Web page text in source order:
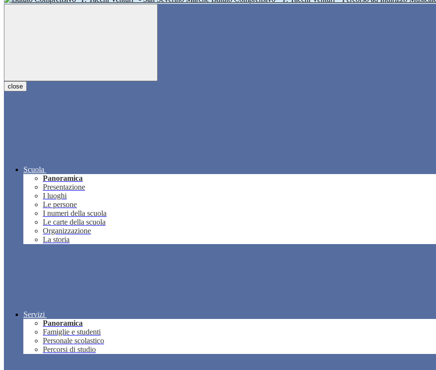
close
Scuola
Panoramica
Presentazione
I luoghi
Le persone
I numeri della scuola
Le carte della scuola
Organizzazione
La storia
Servizi
Panoramica
Famiglie e studenti
Personale scolastico
Percorsi di studio